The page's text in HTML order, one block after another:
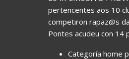
pertencentes aos 10
competiron rapaz@s
Pontes acudeu con 14
Categoría home